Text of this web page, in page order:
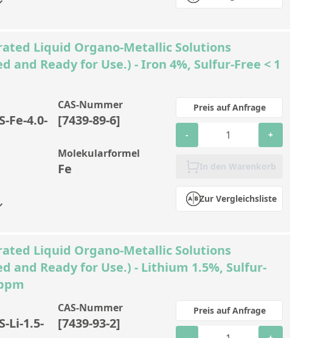
Liquid Organo-Metallic Solutions
and Ready for Use.) - Iron 4%, Sulfur-Free < 1
Fe-4.0-
CAS-Nummer
[7439-89-6]
Molekularformel
Fe
Zur Vergleichsliste
Preis auf Anfrage
- +
In den Warenkorb
Liquid Organo-Metallic Solutions
and Ready for Use.) - Lithium 1.5%, Sulfur-
Li-1.5-
CAS-Nummer
[7439-93-2]
Preis auf Anfrage